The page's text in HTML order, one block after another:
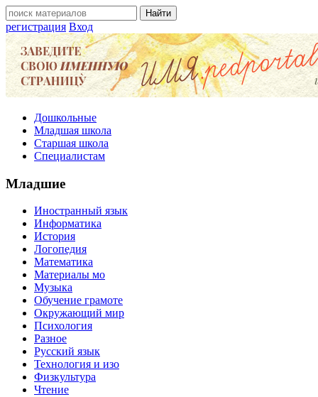
регистрация Вход
Дошкольные
Младшая школа
Старшая школа
Специалистам
Младшие
Иностранный язык
Информатика
История
Логопедия
Математика
Материалы мо
Музыка
Обучение грамоте
Окружающий мир
Психология
Разное
Русский язык
Технология и изо
Физкультура
Чтение